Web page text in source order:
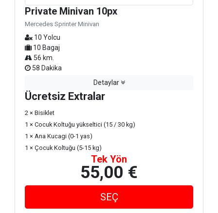
Private Minivan 10px
Mercedes Sprinter Minivan
10 Yolcu
10 Bagaj
56 km.
58 Dakika
Detaylar
Ücretsiz Extralar
2 × Bisiklet
1 × Cocuk Koltuğu yükseltici (15 / 30 kg)
1 × Ana Kucagi (0-1 yas)
1 × Çocuk Koltuğu (5-15 kg)
Tek Yön
55,00 €